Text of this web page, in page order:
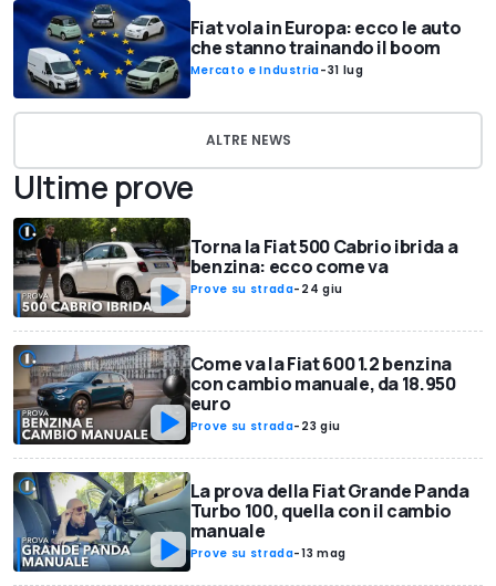
Fiat vola in Europa: ecco le auto
che stanno trainando il boom
Mercato e Industria-31 lug
ALTRE NEWS
Ultime prove
Torna la Fiat 500 Cabrio ibrida a
benzina: ecco come va
Prove su strada- 24 giu
Come va la Fiat 600 1.2 benzina
con cambio manuale, da 18.950
euro
Prove su strada- 23 giu
La prova della Fiat Grande Panda
Turbo 100, quella con il cambio
manuale
Prove su strada-13 mag